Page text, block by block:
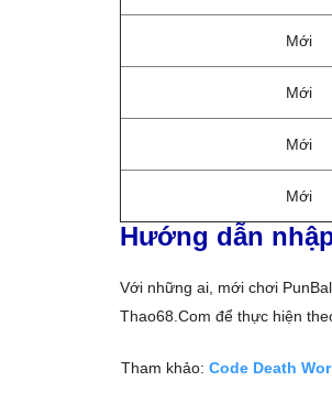
Mới
Mới
Mới
Mới
Hướng dẫn
Với những ai, mới chơi
Thao68.Com để thực hiện
Tham khảo: Code Death